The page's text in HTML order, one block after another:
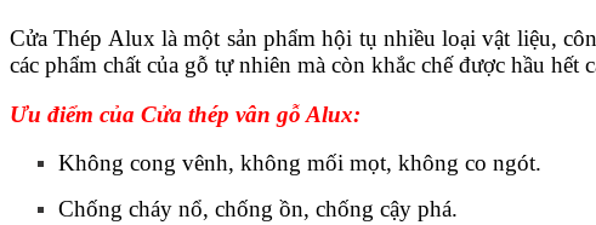
Cửa Thép Alux là một sản phẩm hội tụ nhiều loại vật liệu,
các phẩm chất của gỗ tự nhiên mà còn khắc chế được hầu
Ưu điểm của Cửa thép vân gỗ Alux:
Không cong vênh, không mối mọt, không co ngót.
Chống cháy nổ, chống ồn, chống cậy phá.